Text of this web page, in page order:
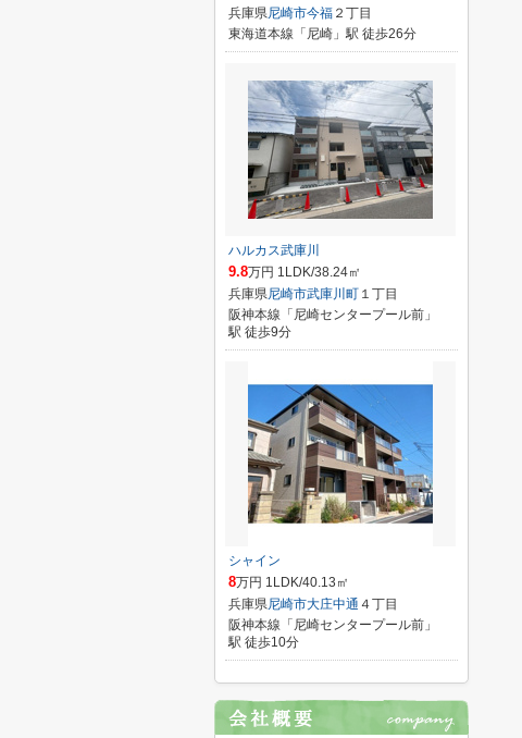
兵庫県尼崎市今福 ２丁目
東海道本線「尼崎」駅 徒歩26分
ハルカス武庫川
9.8万円 1LDK/38.24㎡
兵庫県尼崎市武庫川町 １丁目
阪神本線「尼崎センタープール前」
駅 徒歩9分
シャイン
8万円 1LDK/40.13㎡
兵庫県尼崎市大庄中通 ４丁目
阪神本線「尼崎センタープール前」
駅 徒歩10分